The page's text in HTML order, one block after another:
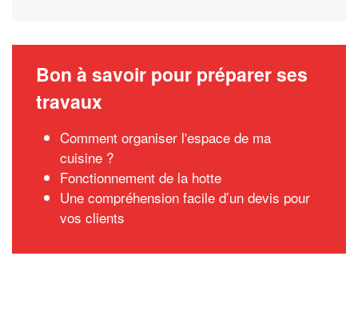
Bon à savoir pour préparer ses
travaux
Comment organiser l'espace de ma
cuisine ?
Fonctionnement de la hotte
Une compréhension facile d’un devis pour
vos clients